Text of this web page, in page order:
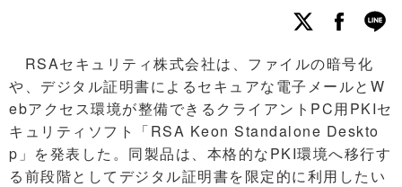
RSAセキュリティ株式会社は、ファイルの暗号化
や、デジタル証明書によるセキュアな電子メールとW
ebアクセス環境が整備できるクライアントPC用PKIセ
キュリティソフト「RSA Keon Standalone Deskto
p」を発表した。同製品は、本格的なPKI環境へ移行す
る前段階としてデジタル証明書を限定的に利用したい